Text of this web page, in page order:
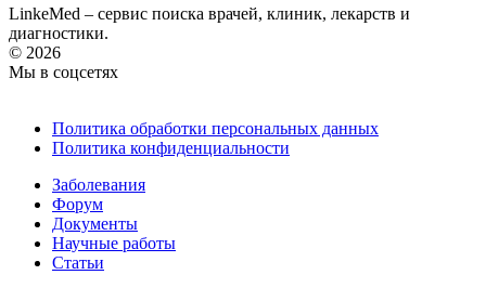
LinkeMed – сервис поиска врачей, клиник, лекарств и
диагностики.
© 2026
Мы в соцсетях
Политика обработки персональных данных
Политика конфиденциальности
Заболевания
Форум
Документы
Научные работы
Статьи